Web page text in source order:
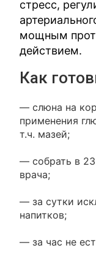
стресс,
мощным
действием.
Как
— слюна на
применения
т.ч. мазей;
— собрать в
врача;
— за сутки
напитков;
— за час не